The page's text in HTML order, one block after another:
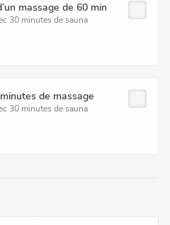
massage de 60 min
30 minutes de sauna
de massage
30 minutes de sauna